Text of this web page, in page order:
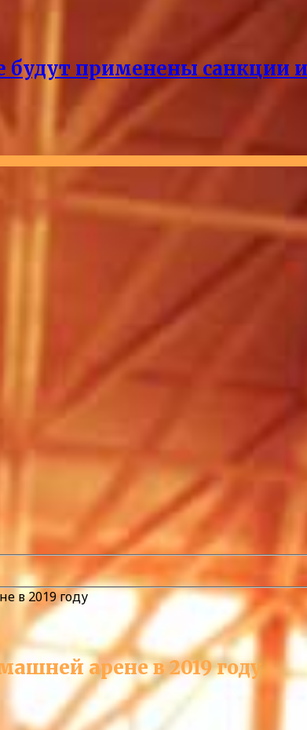
применены санкции
в 2019 году
арене в 2019 году